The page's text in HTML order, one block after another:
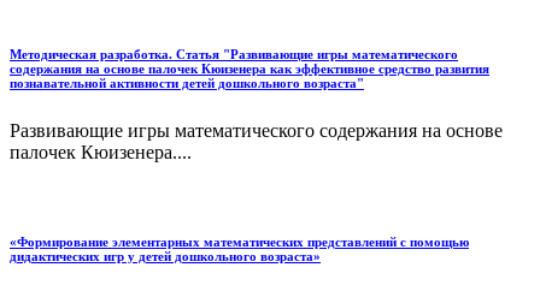
Методическая разработка. Статья "Развивающие игры математического
содержания на основе палочек Кюизенера как эффективное средство развития
познавательной активности детей дошкольного возраста"
Развивающие игры математического содержания на основе
палочек Кюизенера....
«Формирование элементарных математических представлений с помощью
дидактических игр у детей дошкольного возраста»